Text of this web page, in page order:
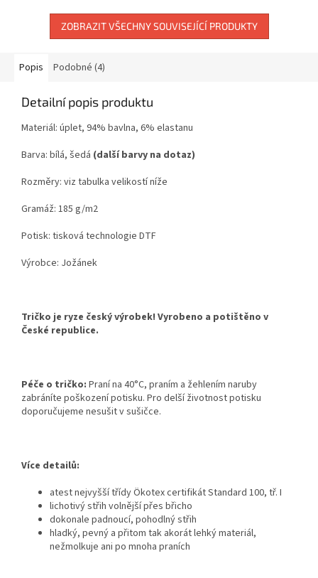
ZOBRAZIT VŠECHNY SOUVISEJÍCÍ PRODUKTY
Popis Podobné (4)
Detailní popis produktu
Materiál: úplet, 94% bavlna, 6% elastanu
Barva: bílá, šedá (další barvy na dotaz)
Rozměry: viz tabulka velikostí níže
Gramáž: 185 g/m2
Potisk: tisková technologie DTF
Výrobce: Jožánek
Tričko je ryze český výrobek! Vyrobeno a potištěno v
České republice.
Péče o tričko: Praní na 40°C, praním a žehlením naruby
zabráníte poškození potisku. Pro delší životnost potisku
doporučujeme nesušit v sušičce.
Více detailů:
atest nejvyšší třídy Ökotex certifikát Standard 100, tř. I
lichotivý střih volnější přes břicho
dokonale padnoucí, pohodlný střih
hladký, pevný a přitom tak akorát lehký materiál,
nežmolkuje ani po mnoha praních